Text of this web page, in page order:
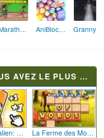
Marathon Champion io AniBlocos: Connecte les Animaux Mignons!
LE PLUS JOUÉ
Bébé Clic Italien: La Folie des Petits Bambins La Ferme des Mots - Cultivez votre Vocabulaire